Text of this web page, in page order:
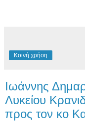
Κοινή χρήση
Ιωάννης
Λυκείου
προς τον κο